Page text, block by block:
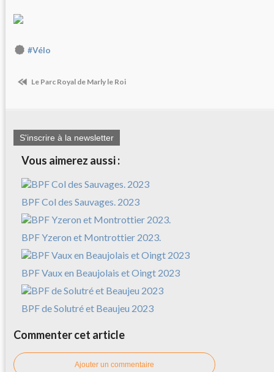
#Vélo
Le Parc Royal de Marly le Roi
S'inscrire à la newsletter
Vous aimerez aussi :
BPF Col des Sauvages. 2023
BPF Yzeron et Montrottier 2023.
BPF Vaux en Beaujolais et Oingt 2023
BPF de Solutré et Beaujeu 2023
Commenter cet article
Ajouter un commentaire